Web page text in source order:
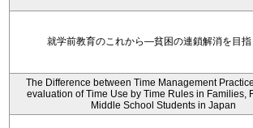
就学前教育のこれから―貧困の連鎖解消を目
The Difference between Time Management
evaluation of Time Use by Time Rules in Families,
Middle School Students in Japan